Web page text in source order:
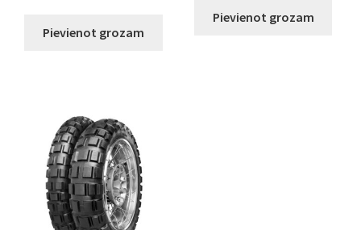
Pievienot grozam
Pievienot grozam